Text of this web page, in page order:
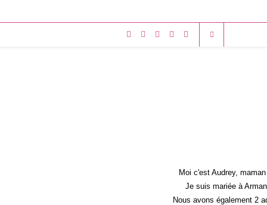
Moi c'est Audrey,
Je suis mariée à
Nous avons également 2